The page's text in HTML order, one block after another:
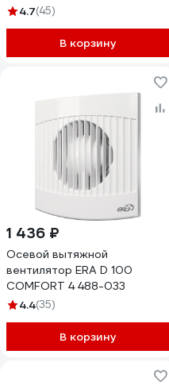
4.7(45)
В корзину
1 436 ₽
Осевой вытяжной
вентилятор ERA D 100
COMFORT 4 488-033
4.4(35)
В корзину